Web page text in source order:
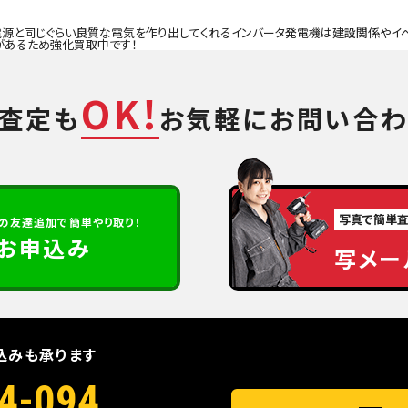
と同じぐらい良質な電気を作り出してくれるインバータ発電機は建設関係やイ
るため強化買取中です！
定もOK! お気軽にお問い合わ
友達追加で簡単やり取り！
申込み
写真で簡単
写メ
も承ります